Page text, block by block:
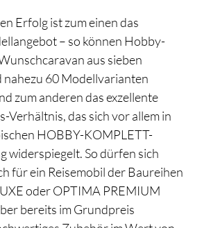
Erfolg ist zum einen das
– so können Hobby-
aus sieben
nahezu 60 Modellvarianten
zum anderen das exzellente
Verhältnis, das sich vor allem in
HOBBY-KOMPLETT-
widerspiegelt. So dürfen sich
für ein Reisemobil der Baureihen
oder OPTIMA PREMIUM
bereits im Grundpreis